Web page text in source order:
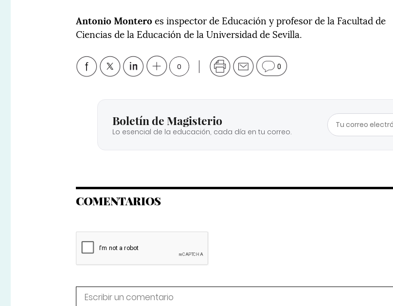
Antonio Monteroes inspector de Educación y profesor de la Facultad de
Ciencias de la Educación de la Universidad de Sevilla.
0 0
Boletín de Magisterio
Lo esencial de la educación, cada día en tu correo.
COMENTARIOS